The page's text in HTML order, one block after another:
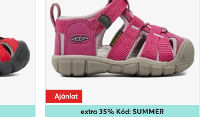
extra 35% Kód: SUMMER
Ajánlat